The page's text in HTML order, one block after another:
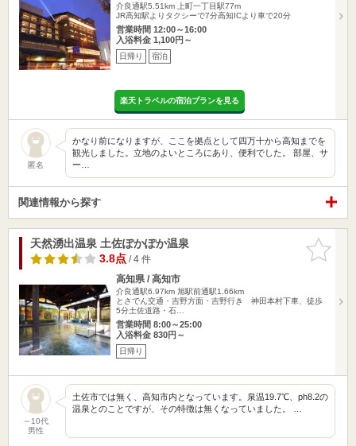
介良通駅5.51km
上町一丁目駅77m
JR高知駅よりタクシーで7分高知ICより車で20分
営業時間 12:00～16:00
入浴料金 1,100円～
日帰り 宿泊
楽天トラベルの宿泊プランを見る
匿名
かなり前になりますが、ここを拠点として四万十から高知までを
観光しました。立地のよいところにあり、便利でした。 部屋、サ
ー…
関連情報から探す
お気に入
りに追加
天然湧出温泉 土佐ぽかぽか温泉
3.8点/ 4 件
高知県 / 高知市
介良通駅6.97km 旭駅前通駅1.66km
とさでん交通・吉野方面・吉野行き 神田本村下車、徒歩
5分土佐道路・石…
営業時間 8:00～25:00
入浴料金 830円～
日帰り
～10代
男性
土佐市では無く、高知市内となっています。泉温19.7℃、ph8.2の
温泉とのことですが、その特徴は無くなっていました。 …